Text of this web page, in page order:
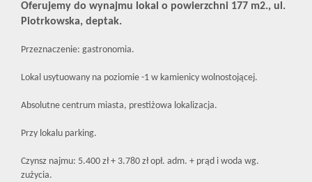
Oferujemy do wynajmu lokal o powierzchni 177 m2., ul.
Piotrkowska, deptak.
Przeznaczenie: gastronomia.
Lokal usytuowany na poziomie -1 w kamienicy wolnostojącej.
Absolutne centrum miasta, prestiżowa lokalizacja.
Przy lokalu parking.
Czynsz najmu: 5.400 zł + 3.780 zł opł. adm. + prąd i woda wg.
zużycia.